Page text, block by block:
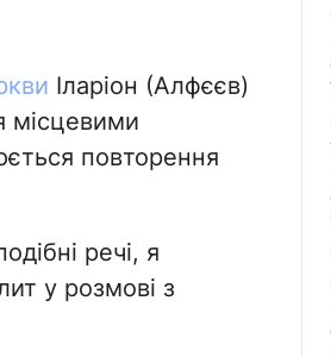
Іларіон (Алфєєв)
місцевими
повторення
речі, я
у розмові з